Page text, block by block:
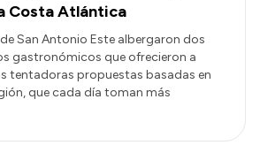
Costa Atlántica
San Antonio Este albergaron dos
gastronómicos que ofrecieron a
tentadoras propuestas basadas en
que cada día toman más